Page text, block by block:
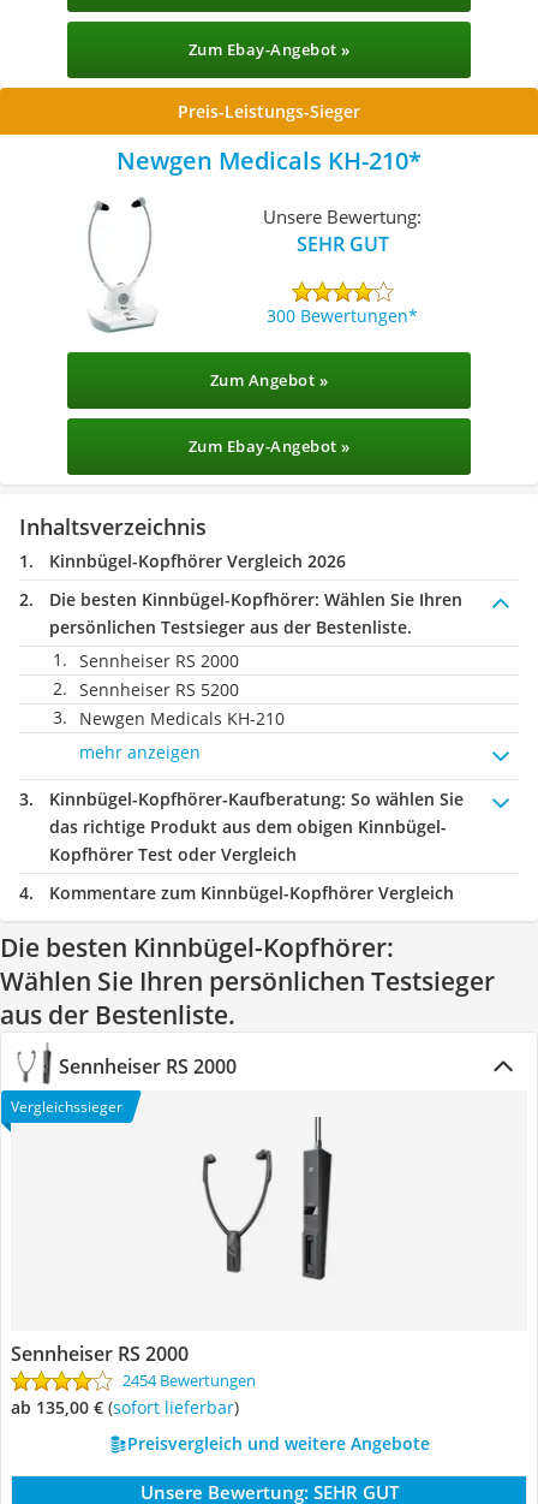
Zum Ebay-Angebot »
Preis-Leistungs-Sieger
Newgen Medicals KH-210
Unsere Bewertung:
SEHR GUT
300 Bewertungen
Zum Angebot »
Zum Ebay-Angebot »
Inhaltsverzeichnis
Kinnbügel-Kopfhörer Vergleich 2026
Die besten Kinnbügel-Kopfhörer: Wählen Sie Ihren
persönlichen Testsieger aus der Bestenliste.
Sennheiser RS 2000
Sennheiser RS 5200
Newgen Medicals KH-210
mehr anzeigen
Kinnbügel-Kopfhörer-Kaufberatung: So wählen Sie
das richtige Produkt aus dem obigen Kinnbügel-
Kopfhörer Test oder Vergleich
Kommentare zum Kinnbügel-Kopfhörer Vergleich
Die besten Kinnbügel-Kopfhörer:
Wählen Sie Ihren persönlichen Testsieger
aus der Bestenliste.
Sennheiser RS 2000
Vergleichssieger
Sennheiser RS 2000
2454 Bewertungen
ab 135,00 € ( Sofort lieferbar)
Preisvergleich und weitere Angebote
Unsere Bewertung: SEHR GUT